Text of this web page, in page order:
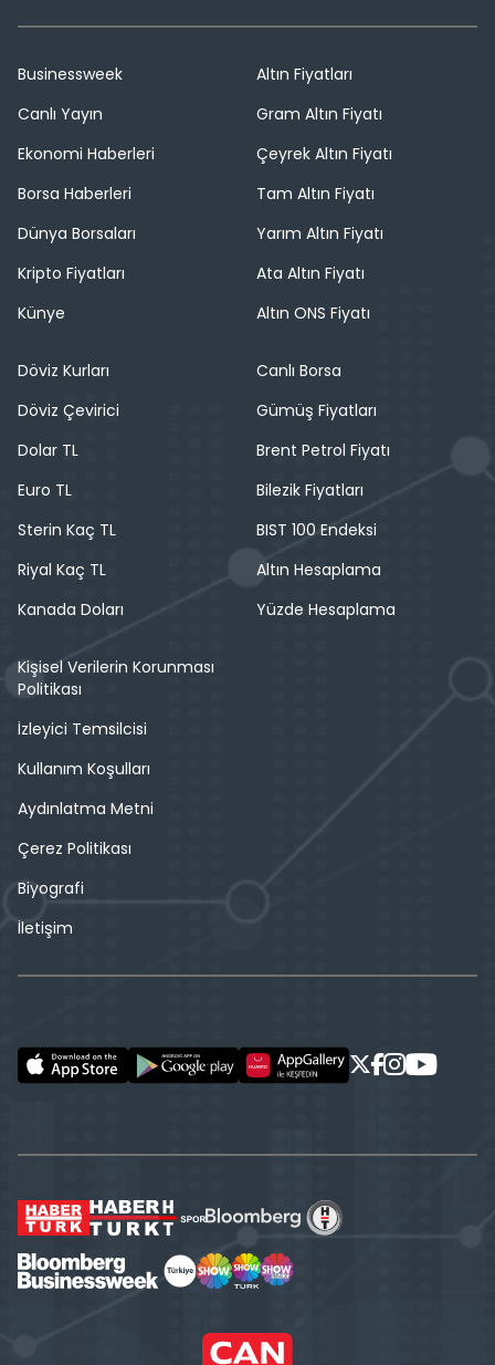
Businessweek
Canlı Yayın
Ekonomi Haberleri
Borsa Haberleri
Dünya Borsaları
Kripto Fiyatları
Künye
Altın Fiyatları
Gram Altın Fiyatı
Çeyrek Altın Fiyatı
Tam Altın Fiyatı
Yarım Altın Fiyatı
Ata Altın Fiyatı
Altın ONS Fiyatı
Döviz Kurları
Döviz Çevirici
Dolar TL
Euro TL
Sterin Kaç TL
Riyal Kaç TL
Kanada Doları
Canlı Borsa
Gümüş Fiyatları
Brent Petrol Fiyatı
Bilezik Fiyatları
BIST 100 Endeksi
Altın Hesaplama
Yüzde Hesaplama
Kişisel Verilerin Korunması
Politikası
İzleyici Temsilcisi
Kullanım Koşulları
Aydınlatma Metni
Çerez Politikası
Biyografi
İletişim